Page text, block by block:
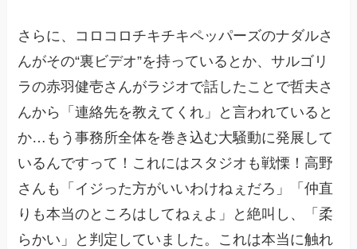
さらに、コロコロチキチキペッパーズのナダルさ
んがその“裏ビデオ”を持っているとか、サルゴリ
ラの赤羽健壱さんがラジオで話したことで哲夫さ
んから「連絡先を教えてくれ」と言われていると
か…もう事務所全体を巻き込む大騒動に発展して
いるんですって！これにはスタジオも戦慄！高野
さんも「イジった方がいいわけねぇだろ」「仲直
りも本当のところはしてねぇよ」と絶叫し、「柔
らかい」と判定していました。これは本当に触れ